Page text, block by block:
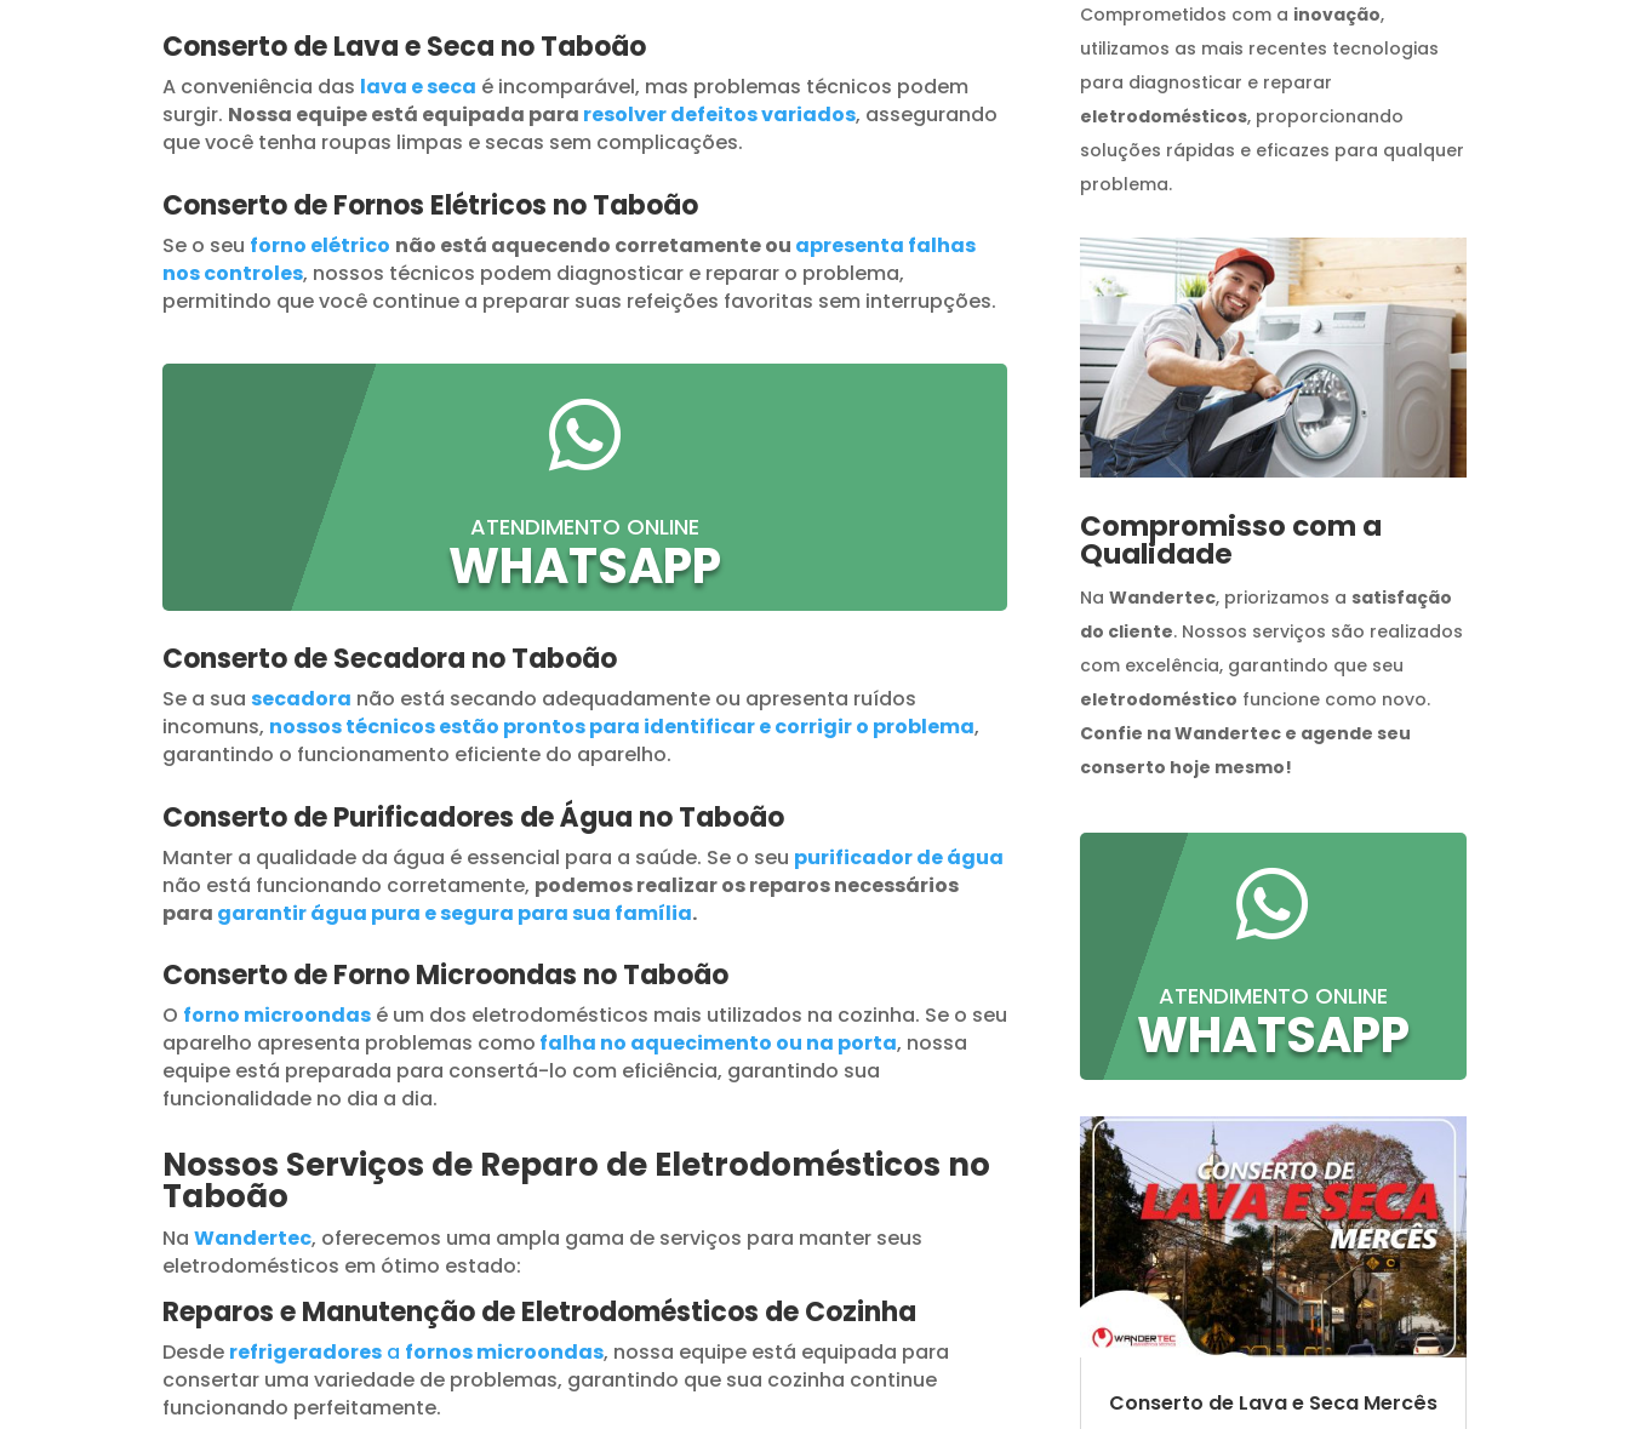
Conserto de Lava e Seca no Taboão
A conveniência das lava e seca é incomparável, mas problemas técnicos podem
surgir. Nossa equipe está equipada para resolver defeitos variados, assegurando
que você tenha roupas limpas e secas sem complicações.
Conserto de Fornos Elétricos no Taboão
Se o seu forno elétrico não está aquecendo corretamente ou apresenta falhas
nos controles, nossos técnicos podem diagnosticar e reparar o problema,
permitindo que você continue a preparar suas refeições favoritas sem interrupções.

ATENDIMENTO ONLINE
WHATSAPP
Conserto de Secadora no Taboão
Se a suasecadora não está secando adequadamente ou apresenta ruídos
incomuns, nossos técnicos estão prontos para identificar e corrigir o problema,
garantindo o funcionamento eficiente do aparelho.
Conserto de Purificadores de Água no Taboão
Manter a qualidade da água é essencial para a saúde. Se o seu purificador de água
não está funcionando corretamente, podemos realizar os reparos necessários
para garantir água pura e segura para sua família.
Conserto de Forno Microondas no Taboão
O forno microondas é um dos eletrodomésticos mais utilizados na cozinha. Se o seu
aparelho apresenta problemas como falha no aquecimento ou na porta, nossa
equipe está preparada para consertá-lo com eficiência, garantindo sua
funcionalidade no dia a dia.
Nossos Serviços de Reparo de Eletrodomésticos no
Taboão
NaWandertec, oferecemos uma ampla gama de serviços para manter seus
eletrodomésticos em ótimo estado:
Reparos e Manutenção de Eletrodomésticos de Cozinha
Desde refrigeradores a fornos microondas, nossa equipe está equipada para
consertar uma variedade de problemas, garantindo que sua cozinha continue
funcionando perfeitamente.
Comprometidos com a inovação,
utilizamos as mais recentes tecnologias
para diagnosticar e reparar
eletrodomésticos, proporcionando
soluções rápidas e eficazes para qualquer
problema.
Compromisso com a
Qualidade
Na Wandertec, priorizamos a satisfação
do cliente. Nossos serviços são realizados
com excelência, garantindo que seu
eletrodoméstico funcione como novo.
Confie na Wandertec e agende seu
conserto hoje mesmo!

ATENDIMENTO ONLINE
WHATSAPP
Conserto de Lava e Seca Mercês